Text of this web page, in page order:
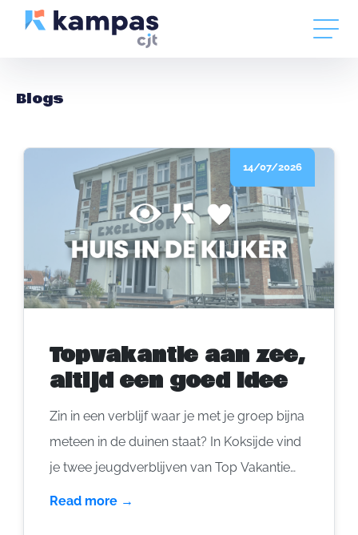
Blogs
14/07/2026
Topvakantie aan zee,
altijd een goed idee
Zin in een verblijf waar je met je groep bijna
meteen in de duinen staat? In Koksijde vind
je twee jeugdverblijven van Top Vakantie
vzw: Vakantiecentrum Excelsior en Huize
Read more →